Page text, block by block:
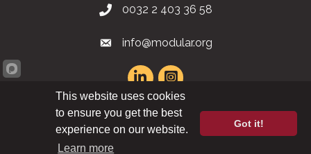
285 Hydraulic Ridge Road, Suite 6
(434) 296-3288
Rond-point Schuman 2-4, niveau 6
1040 Bruxelles, Belgique
0032 2 403 36 58
This website uses cookies
to ensure you get the best
experience on our website.
Learn more
Got it!